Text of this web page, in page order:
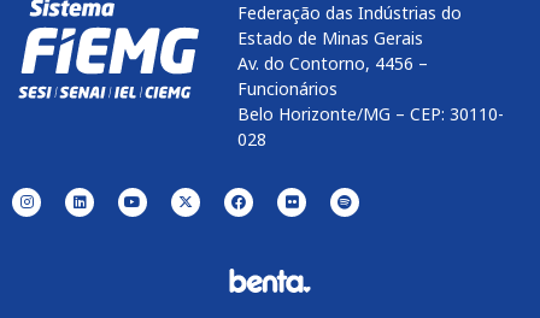
Federação das Indústrias do
Estado de Minas Gerais
Av. do Contorno, 4456 –
Funcionários
Belo Horizonte/MG – CEP: 30110-
028